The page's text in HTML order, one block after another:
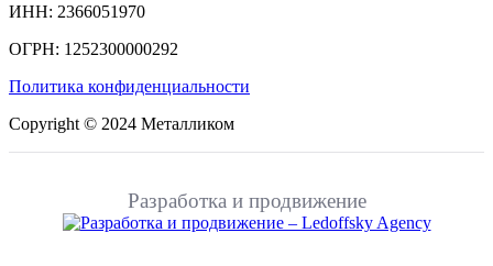
ИНН: 2366051970
ОГРН: 1252300000292
Политика конфиденциальности
Copyright © 2024 Металликом
Разработка и продвижение